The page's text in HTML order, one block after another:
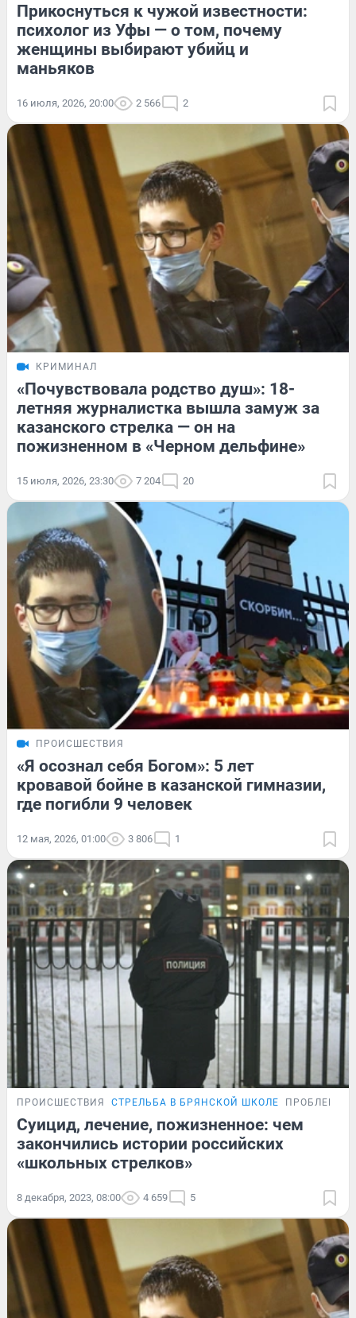
Прикоснуться к чужой известности:
психолог из Уфы — о том, почему
женщины выбирают убийц и
маньяков
16 июля, 2026, 20:00 2 566 2
КРИМИНАЛ
«Почувствовала родство душ»: 18-
летняя журналистка вышла замуж за
казанского стрелка — он на
пожизненном в «Черном дельфине»
15 июля, 2026, 23:30 7 204 20
ПРОИСШЕСТВИЯ
«Я осознал себя Богом»: 5 лет
кровавой бойне в казанской гимназии,
где погибли 9 человек
12 мая, 2026, 01:00 3 806 1
ПРОИСШЕСТВИЯ СТРЕЛЬБА В БРЯНСКОЙ ШКОЛЕ ПРОБЛЕМА
Суицид, лечение, пожизненное: чем
закончились истории российских
«школьных стрелков»
8 декабря, 2023, 08:00 4 659 5